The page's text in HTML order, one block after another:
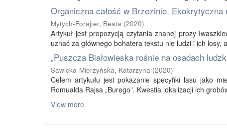
Organiczna całość w Brzezinie.
Mytych-Forajter, Beata (2020)
Artykuł jest propozycją czytania znanej prozy
uznać za głównego bohatera tekstu nie ludzi i ich losy,
„Puszcza Białowieska rośnie na osadach
Sawicka-Mierzyńska, Katarzyna (2020)
Celem artykułu jest pokazanie specyfiki lasu jako
Romualda Rajsa „Burego”. Kwestia lokalizacji ich
View more